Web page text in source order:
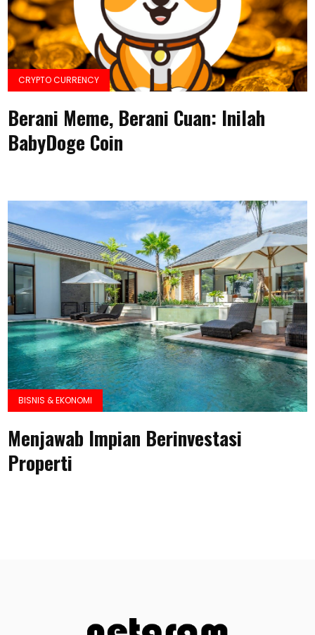
CRYPTO CURRENCY
Berani Meme, Berani Cuan: Inilah
BabyDoge Coin
BISNIS & EKONOMI
Menjawab Impian Berinvestasi
Properti